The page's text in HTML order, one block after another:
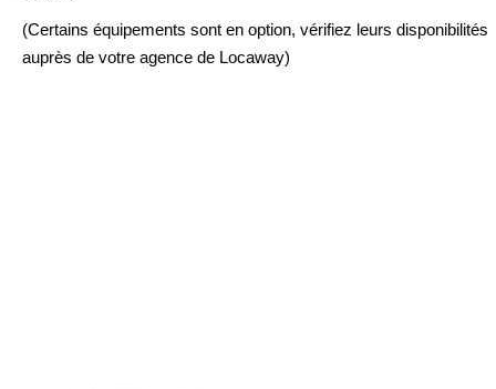
(Certains équipements sont en option, vérifiez leurs disponibilités
auprès de votre agence de Locaway)